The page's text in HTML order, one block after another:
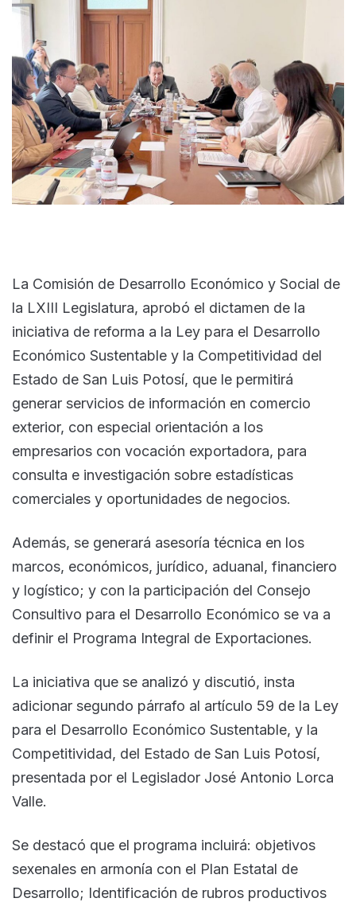
La Comisión de Desarrollo Económico y Social de
la LXIII Legislatura, aprobó el dictamen de la
iniciativa de reforma a la Ley para el Desarrollo
Económico Sustentable y la Competitividad del
Estado de San Luis Potosí, que le permitirá
generar servicios de información en comercio
exterior, con especial orientación a los
empresarios con vocación exportadora, para
consulta e investigación sobre estadísticas
comerciales y oportunidades de negocios.
Además, se generará asesoría técnica en los
marcos, económicos, jurídico, aduanal, financiero
y logístico; y con la participación del Consejo
Consultivo para el Desarrollo Económico se va a
definir el Programa Integral de Exportaciones.
La iniciativa que se analizó y discutió, insta
adicionar segundo párrafo al artículo 59 de la Ley
para el Desarrollo Económico Sustentable, y la
Competitividad, del Estado de San Luis Potosí,
presentada por el Legislador José Antonio Lorca
Valle.
Se destacó que el programa incluirá: objetivos
sexenales en armonía con el Plan Estatal de
Desarrollo; Identificación de rubros productivos